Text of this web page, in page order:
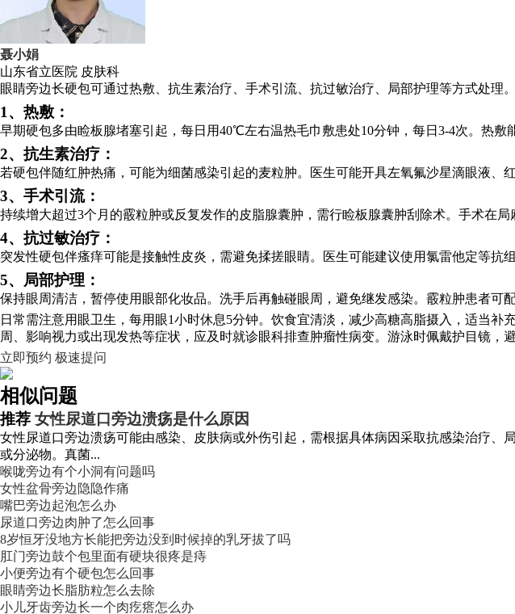
聂小娟
山东省立医院 皮肤科
眼睛旁边长硬包可通过热敷、抗生素治疗、手术引流、抗过敏治疗、局部护理等方式处理
1、热敷：
早期硬包多由睑板腺堵塞引起，每日用40℃左右温热毛巾敷患处10分钟，每日3-4次。热
2、抗生素治疗：
若硬包伴随红肿热痛，可能为细菌感染引起的麦粒肿。医生可能开具左氧氟沙星滴眼液、
3、手术引流：
持续增大超过3个月的霰粒肿或反复发作的皮脂腺囊肿，需行睑板腺囊肿刮除术。手术在
4、抗过敏治疗：
突发性硬包伴瘙痒可能是接触性皮炎，需避免揉搓眼睛。医生可能建议使用氯雷他定等抗
5、局部护理：
保持眼周清洁，暂停使用眼部化妆品。洗手后再触碰眼周，避免继发感染。霰粒肿患者可
日常需注意用眼卫生，每用眼1小时休息5分钟。饮食宜清淡，减少高糖高脂摄入，适当
周、影响视力或出现发热等症状，应及时就诊眼科排查肿瘤性病变。游泳时佩戴护目镜，
立即预约 极速提问
相似问题
推荐 女性尿道口旁边溃疡是什么原因
女性尿道口旁边溃疡可能由感染、皮肤病或外伤引起，需根据具体病因采取抗感染治疗
或分泌物。真菌...
喉咙旁边有个小洞有问题吗
女性盆骨旁边隐隐作痛
嘴巴旁边起泡怎么办
尿道口旁边肉肿了怎么回事
8岁恒牙没地方长能把旁边没到时候掉的乳牙拔了吗
肛门旁边鼓个包里面有硬块很疼是痔
小便旁边有个硬包怎么回事
眼睛旁边长脂肪粒怎么去除
小儿牙齿旁边长一个肉疙瘩怎么办